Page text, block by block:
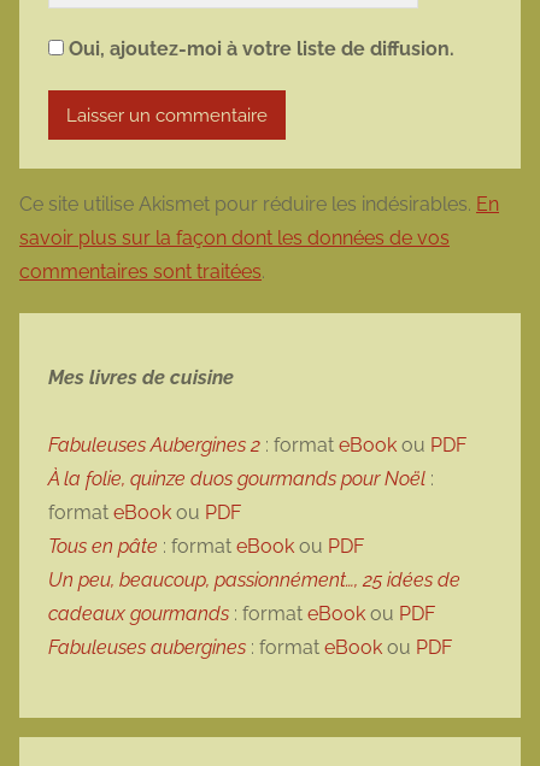
Oui, ajoutez-moi à votre liste de diffusion.
Ce site utilise Akismet pour réduire les indésirables. En
savoir plus sur la façon dont les données de vos
commentaires sont traitées.
Mes livres de cuisine
Fabuleuses Aubergines 2 : format eBook ou PDF
À la folie, quinze duos gourmands pour Noël :
format eBook ou PDF
Tous en pâte : format eBook ou PDF
Un peu, beaucoup, passionnément…, 25 idées de
cadeaux gourmands : format eBook ou PDF
Fabuleuses aubergines : format eBook ou PDF